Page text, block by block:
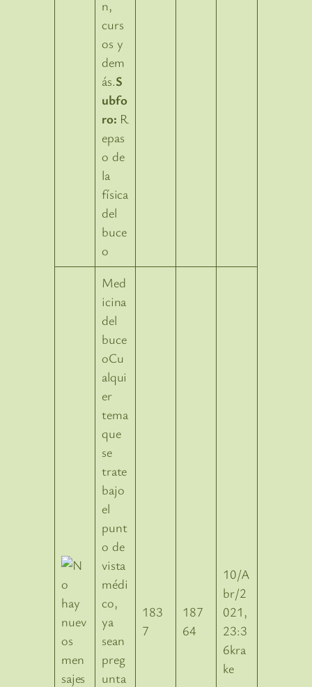
n,
curs
os y
dem
ás.S
ubfo
ro: R
epas
o de
la
física
del
buce
o
Med
icina
del
buce
oCu
alqui
er
tema
que
se
trate
bajo
el
punt
o de
vista
médi
co,
ya
sean
preg
unta
183
7
187
64
10/A
br/2
021,
23:3
6kra
ke